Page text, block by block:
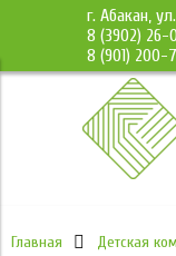
г. Абакан,
8 (3902) 26-
8 (901) 200-
Главная Детская